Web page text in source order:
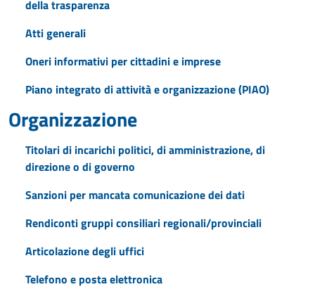
della trasparenza
Atti generali
Oneri informativi per cittadini e imprese
Piano integrato di attività e organizzazione (PIAO)
Organizzazione
Titolari di incarichi politici, di amministrazione, di
direzione o di governo
Sanzioni per mancata comunicazione dei dati
Rendiconti gruppi consiliari regionali/provinciali
Articolazione degli uffici
Telefono e posta elettronica